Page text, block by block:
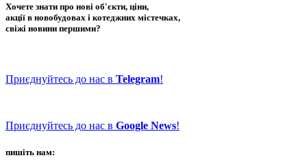
Хочете знати про нові об'єкти, ціни,
акції в новобудовах і котеджних містечках,
свіжі новини першими?
Приєднуйтесь до нас в Telegram!
Приєднуйтесь до нас в Google News!
пишіть нам: